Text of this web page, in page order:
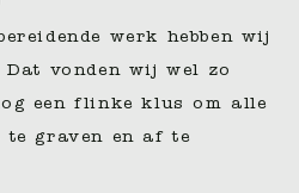
werk hebben wij
Dat vonden wij wel zo
een flinke klus om alle
te graven en af te